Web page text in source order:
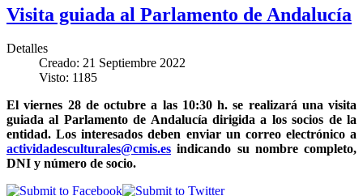
Visita guiada al Parlamento de Andalucía
Detalles
Creado: 21 Septiembre 2022
Visto: 1185
El viernes 28 de octubre a las 10:30 h. se realizará una visita
guiada al Parlamento de Andalucía dirigida a los socios de la
entidad. Los interesados deben enviar un correo electrónico a
actividadesculturales@cmis.es indicando su nombre completo,
DNI y número de socio.